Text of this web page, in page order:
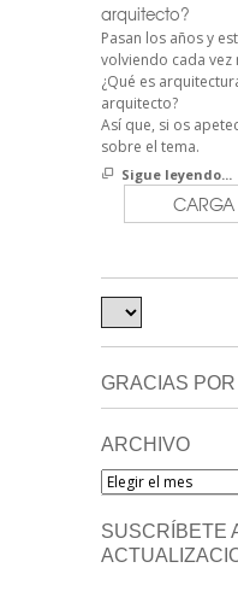
arquitecto?
Pasan los años y
volviendo cada vez
¿Qué es
arquitecto?
Así que, si os
sobre el tema.
Sigue leyendo...
CARGA
GRACIAS
ARCHIVO
Archivo
SUSCRÍBETE